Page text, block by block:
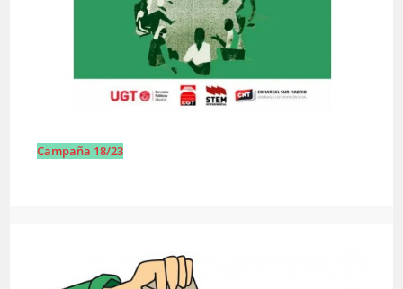
Campaña 18/23